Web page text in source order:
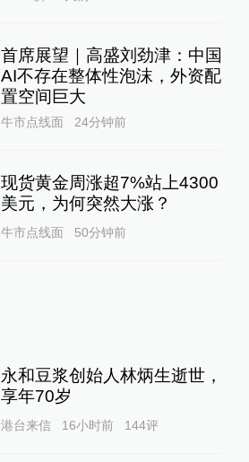
首席展望｜高盛刘劲津：中国
AI不存在整体性泡沫，外资配
置空间巨大
牛市点线面 24分钟前
现货黄金周涨超7%站上4300
美元，为何突然大涨？
牛市点线面 50分钟前
永和豆浆创始人林炳生逝世，
享年70岁
港台来信 16小时前 144评